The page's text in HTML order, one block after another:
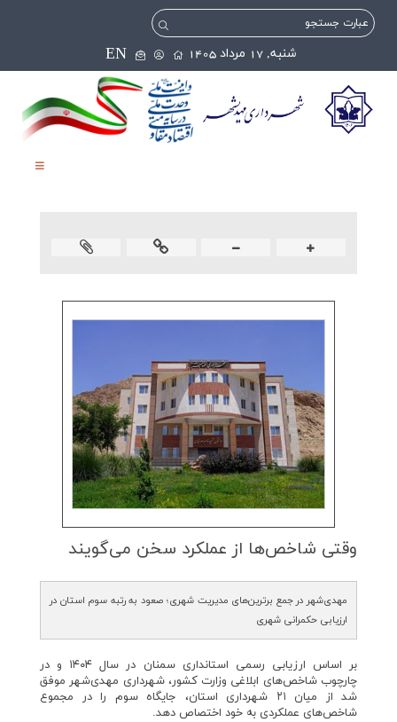
شنبه, 17 مرداد 1405 EN
وقتی شاخص‌ها از عملكرد سخن می‌گویند
مهدی‌شهر در جمع برترین‌های مدیریت شهری؛ صعود به رتبه سوم استان در
ارزیابی حکمرانی شهری
بر اساس ارزیابی رسمی استانداری سمنان در سال ۱۴۰۴ و در
چارچوب شاخص‌های ابلاغی وزارت کشور، شهرداری مهدی‌شهر موفق
شد از میان ۲۱ شهرداری استان، جایگاه سوم را در مجموع
شاخص‌های عملکردی به خود اختصاص دهد.